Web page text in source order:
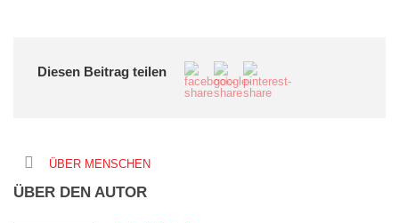
Diesen Beitrag teilen
ÜBER MENSCHEN
ÜBER DEN AUTOR